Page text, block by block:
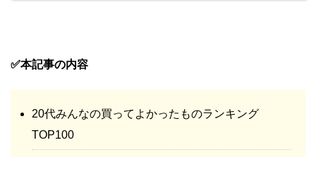
✅本記事の内容
20代みんなの買ってよかったものランキング
TOP100